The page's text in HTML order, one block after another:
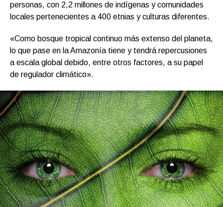
personas, con 2,2 millones de indígenas y comunidades
locales pertenecientes a 400 etnias y culturas diferentes.
«Como bosque tropical continuo más extenso del planeta,
lo que pase en la Amazonía tiene y tendrá repercusiones
a escala global debido, entre otros factores, a su papel
de regulador climático».